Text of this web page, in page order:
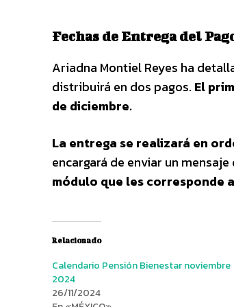
Fechas de Entrega del
Ariadna Montiel Reyes ha
distribuirá en dos pagos. El
de diciembre.
La entrega se realizará en
encargará de enviar un
módulo que les corresponde
Relacionado
Calendario Pensión Bienestar noviembre
2024
26/11/2024